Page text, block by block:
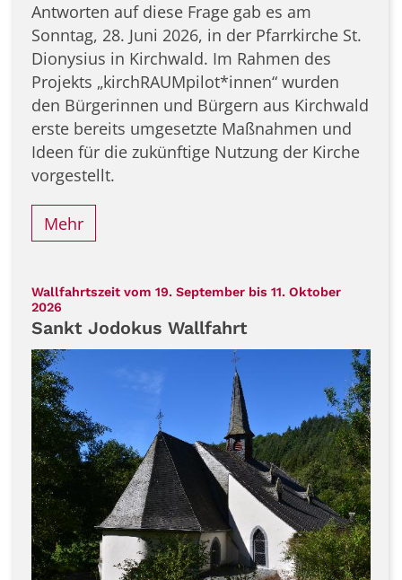
Antworten auf diese Frage gab es am
Sonntag, 28. Juni 2026, in der Pfarrkirche St.
Dionysius in Kirchwald. Im Rahmen des
Projekts „kirchRAUMpilot*innen“ wurden
den Bürgerinnen und Bürgern aus Kirchwald
erste bereits umgesetzte Maßnahmen und
Ideen für die zukünftige Nutzung der Kirche
vorgestellt.
Mehr
Wallfahrtszeit vom 19. September bis 11. Oktober
2026
Sankt Jodokus Wallfahrt